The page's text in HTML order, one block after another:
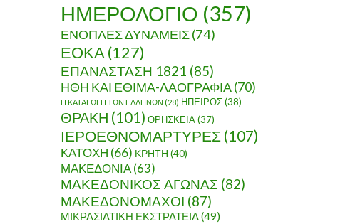
ΗΜΕΡΟΛΟΓΙΟ (357)
ΕΝΟΠΛΕΣ ΔΥΝΑΜΕΙΣ(74)
ΕΟΚΑ (127)
ΕΠΑΝΑΣΤΑΣΗ 1821 (85)
ΗΘΗ ΚΑΙ ΕΘΙΜΑ-ΛΑΟΓΡΑΦΙΑ(70)
Η ΚΑΤΑΓΩΓΗ ΤΩΝ ΕΛΛΗΝΩΝ (28) ΗΠΕΙΡΟΣ(38)
ΘΡΑΚΗ (101) ΘΡΗΣΚΕΙΑ(37)
ΙΕΡΟΕΘΝΟΜΑΡΤΥΡΕΣ (107)
ΚΑΤΟΧΗ (66) ΚΡΗΤΗ (40)
ΜΑΚΕΔΟΝΙΑ(63)
ΜΑΚΕΔΟΝΙΚΟΣ ΑΓΩΝΑΣ (82)
ΜΑΚΕΔΟΝΟΜΑΧΟΙ (87)
ΜΙΚΡΑΣΙΑΤΙΚΗ ΕΚΣΤΡΑΤΕΙΑ(49)